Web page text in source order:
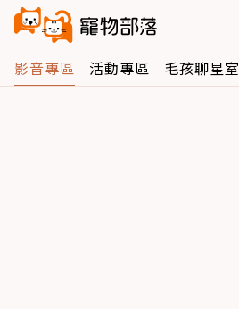
影音專區 活動專區 毛孩聊星室